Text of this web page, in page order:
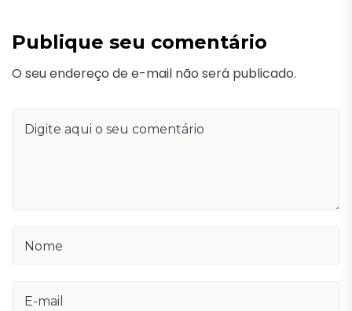
Publique seu comentário
O seu endereço de e-mail não será publicado.